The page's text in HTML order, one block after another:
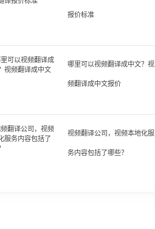
报价标准
哪里可以视频翻译成中文？视
频翻译成中文报价
视频翻译公司，视频本地化服
务内容包括了哪些？